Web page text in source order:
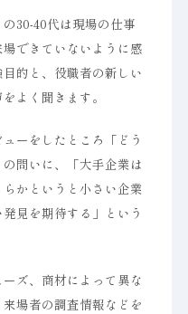
30-40代は現場の仕事
できていないように感
的と、役職者の新しい
よく聞きます。
ーをしたところ「どう
問いに、「大手企業は
かというと小さい企業
見を期待する」という
ズ、商材によって異な
場者の調査情報などを